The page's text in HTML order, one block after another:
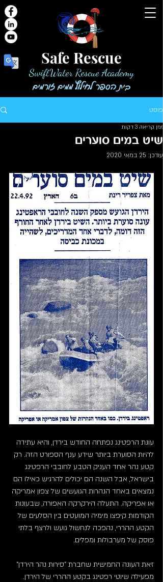
Safe Rescue
SwiftWater Rescue Academy
בית הספר לחילוץ ממים זורמים
פוסט
שיט במים סוערים
זמן קריאה 3 דקות
עודכן: 25 במאי 2020
עונת הרפטינג נפתחה החודש בירדן, והיא עתידה
להיות הסוערת ביותר שידע ענף הספורט הזה. רק
קטע נהר אחד העניק הטבע לחובבי הרפטינג
בישראל, אבל השנה הם יכולים להרגיש כאילו הם
נמצאים באחד הנהרות הגועשים של צפון אמריקה
או אפריקה. התעלה הירקרקה האפורה, שבעונות
הקודמות קיפצו מימיה המועטים בין הסלעים של
הקטע ההררי, נהפכה לנחשול גועש ולרצף בלתי
פוסק של מערבולות ומפלים.
זאת העונה החמישית שחברת "סירות נהר הירדן"
מפעילה שיוטי רפטינג בקטע ההררי של הירדן.